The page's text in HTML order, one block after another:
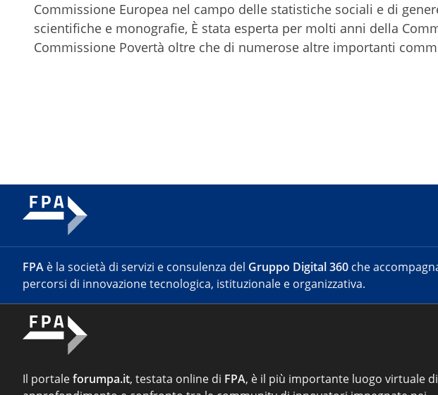
Commissione Europea nel campo delle statistiche sociali e di
scientifiche e monografie, È stata esperta per molti anni della
Commissione Povertà oltre che di numerose altre importanti
FPA è la società di servizi e consulenza del Gruppo Digital 360 che
percorsi di innovazione tecnologica, istituzionale e organizzativa.
Il portaleforumpa.it, testata online di FPA, è il più importante luogo virtuale di